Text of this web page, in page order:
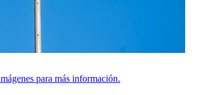
para más información.